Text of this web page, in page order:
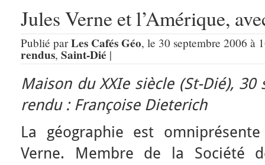
Jules Verne et l’Amérique,
Publié parLes Cafés Géo, le 30 septembre 2006 à
rendus, Saint-Dié |
Maison du XXIe siècle (St-Dié),
rendu : Françoise Dieterich
La géographie est
Verne. Membre de la Société